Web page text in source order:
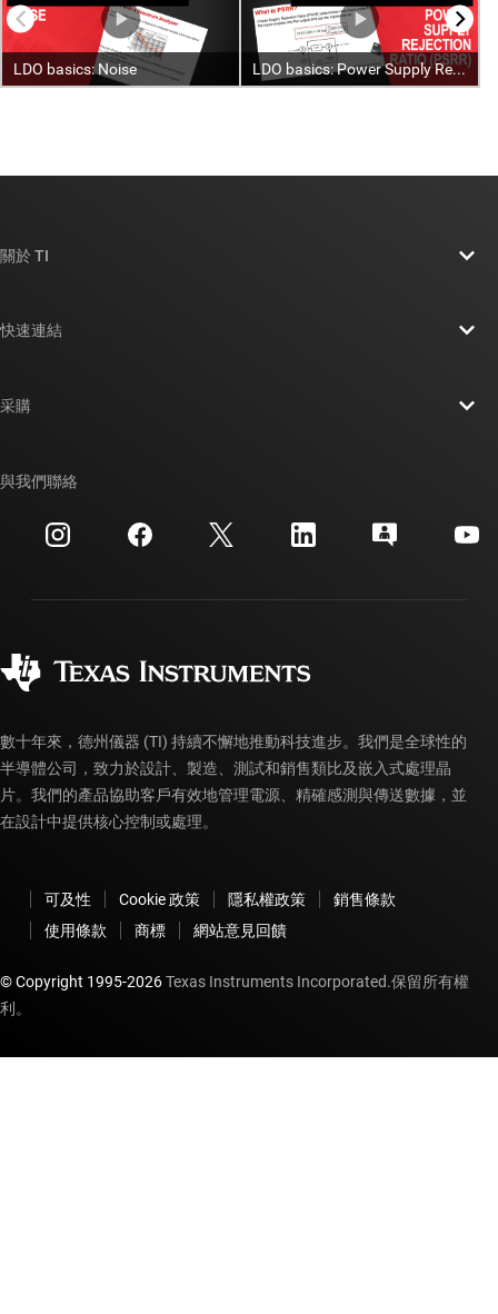
關於 TI
投資人關系
製造
快速連結
交互參考搜索
客戶支援中心
myTI 帳戶常見問題解答
采購
訂購 FAQ
與我們聯絡
數十年來，德州儀器 (TI) 持續不懈地推動科技進步。我們是全球性的
半導體公司，致力於設計、製造、測試和銷售類比及嵌入式處理晶
片。我們的產品協助客戶有效地管理電源、精確感測與傳送數據，並
在設計中提供核心控制或處理。
可及性 Cookie 政策 隱私權政策
銷售條款
使用條款
商標 網站意見回饋
© Copyright 1995-2026Texas Instruments Incorporated.保留所有權
利。